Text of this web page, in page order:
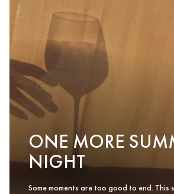
ONE MORE
NIGHT
Some moments are too good to end. This